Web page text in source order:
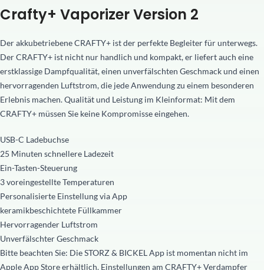
Crafty+ Vaporizer Version 2
Der akkubetriebene CRAFTY+ ist der perfekte Begleiter für unterwegs.
Der CRAFTY+ ist nicht nur handlich und kompakt, er liefert auch eine
erstklassige Dampfqualität, einen unverfälschten Geschmack und einen
hervorragenden Luftstrom, die jede Anwendung zu einem besonderen
Erlebnis machen. Qualität und Leistung im Kleinformat: Mit dem
CRAFTY+ müssen Sie keine Kompromisse eingehen.
USB-C Ladebuchse
25 Minuten schnellere Ladezeit
Ein-Tasten-Steuerung
3 voreingestellte Temperaturen
Personalisierte Einstellung via App
keramikbeschichtete Füllkammer
Hervorragender Luftstrom
Unverfälschter Geschmack
Bitte beachten Sie: Die STORZ & BICKEL App ist momentan nicht im
Apple App Store erhältlich. Einstellungen am CRAFTY+ Verdampfer